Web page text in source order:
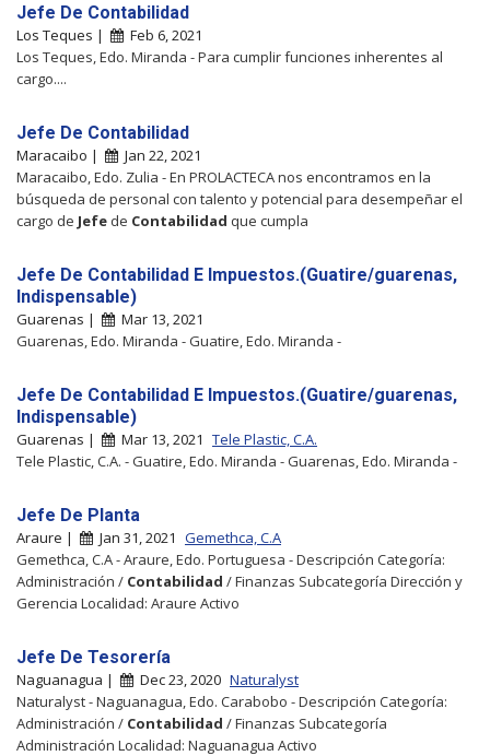
Jefe De Contabilidad
Los Teques |
Feb 6, 2021
Los Teques, Edo. Miranda - Para cumplir funciones inherentes al
cargo....
Jefe De Contabilidad
Maracaibo |
Jan 22, 2021
Maracaibo, Edo. Zulia - En PROLACTECA nos encontramos en la
búsqueda de personal con talento y potencial para desempeñar el
cargo de Jefe de Contabilidad que cumpla
Jefe De Contabilidad E Impuestos.(Guatire/guarenas,
Indispensable)
Guarenas |
Mar 13, 2021
Guarenas, Edo. Miranda - Guatire, Edo. Miranda -
Jefe De Contabilidad E Impuestos.(Guatire/guarenas,
Indispensable)
Guarenas | Mar 13, 2021 Tele Plastic, C.A.
Tele Plastic, C.A. - Guatire, Edo. Miranda - Guarenas, Edo. Miranda -
Jefe De Planta
Araure | Jan 31, 2021 Gemethca, C.A
Gemethca, C.A - Araure, Edo. Portuguesa - Descripción Categoría:
Administración / Contabilidad / Finanzas Subcategoría Dirección y
Gerencia Localidad: Araure Activo
Jefe De Tesorería
Naguanagua | Dec 23, 2020 Naturalyst
Naturalyst - Naguanagua, Edo. Carabobo - Descripción Categoría:
Administración / Contabilidad / Finanzas Subcategoría
Administración Localidad: Naguanagua Activo